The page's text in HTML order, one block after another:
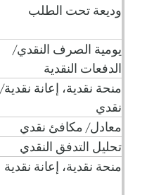
وديعة تحت الطلب
يومية الصرف النقدي/
الدفعات النقدية
منحة نقدية، إعانة نقدية/
نقدي
معادل/ مكافئ نقدي
تحليل التدفق النقدي
منحة نقدية، إعانة نقدية